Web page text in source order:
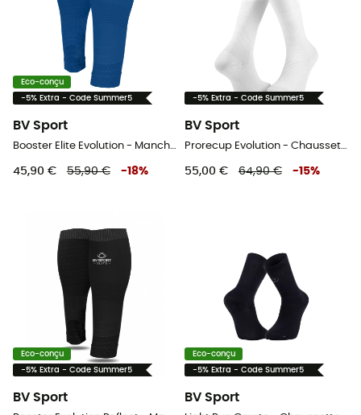
Eco-conçu
-5% Extra - Code Summer5
BV Sport
45,90 € 55,90 € -18%
-5% Extra - Code Summer5
BV Sport
55,00 € 64,90 € -15%
Eco-conçu
-5% Extra - Code Summer5
BV Sport
Eco-conçu
-5% Extra - Code Summer5
BV Sport